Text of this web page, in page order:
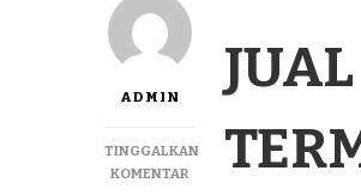
ADMIN
TINGGALKAN
KOMENTARPADA